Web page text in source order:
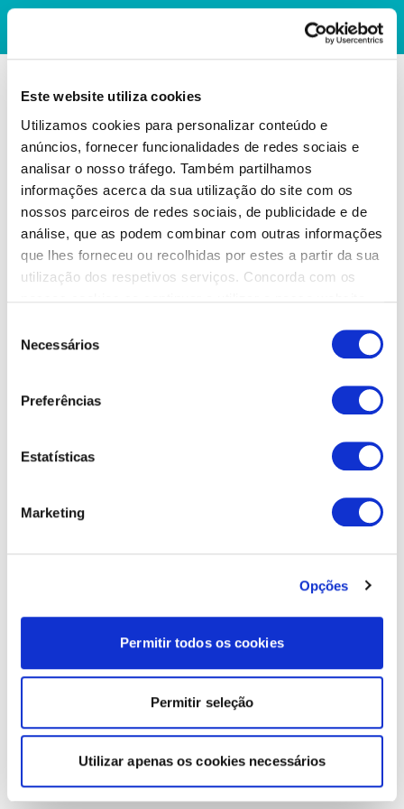
Este website utiliza cookies
Utilizamos cookies para personalizar conteúdo e
anúncios, fornecer funcionalidades de redes sociais e
analisar o nosso tráfego. Também partilhamos
informações acerca da sua utilização do site com os
nossos parceiros de redes sociais, de publicidade e de
análise, que as podem combinar com outras informações
que lhes forneceu ou recolhidas por estes a partir da sua
utilização dos respetivos serviços. Concorda com os
Necessários
Preferências
Estatísticas
Marketing
Opções
Permitir todos os cookies
Permitir seleção
Utilizar apenas os cookies necessários